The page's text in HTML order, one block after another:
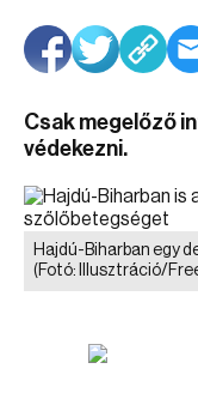
Csak megelőző
védekezni.
Hajdú-Biharban egy
(Fotó: Illusztráció/